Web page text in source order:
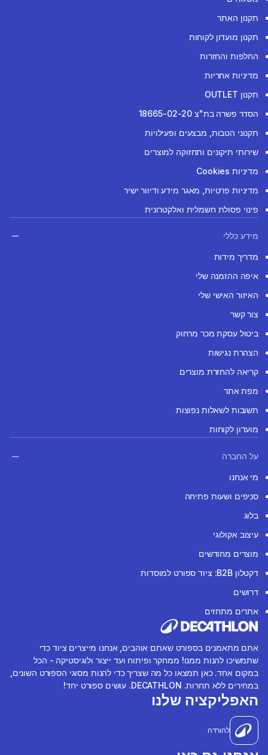
תקנון האתר
תקנון מועדון לקוחות
החלפות והחזרות
מדיניות אחריות
תקנון OUTLET
הסדר פשרה בת"צ 18665-02-20
תקנוני הטבות, מבצעים ופעילויות
שירותי תיקונים ותחזוקה למוצרים
מדיניות Cookies
מדיניות פרטיות, מאגר מידע ודיוור ישיר
פינוי פסולת חשמלית ואלקטרונית
מידע כללי
מדריך מידות
איפה ההזמנה שלי
האיזור האישי שלי
צור קשר
ביטול עסקת מכר מרחוק
הצהרת נגישות
קריאה להחזרת מוצרים
מפת אתר
תשובות לשאלות נפוצות
מועדון לקוחות
על החברה
מי אנחנו
סניפים ושעות פתיחה
בלוג
עיצוב אקולוגי
מוצרים מחודשים
דקטלון B2B: ציוד ספורט למוסדות
דרושים
אתרים מתחזים
אתם מתאמנים בספורט שאתם אוהבים, אנחנו מייצרים ציוד כדי
שתמשיכו להנות ממנו! ממחקר ופיתוח ועד ייצור ולוגיסטיקה - הכל
במקום אחד. כאן תמצאו כל מה שצריך כדי להנות מסוגי הספורט השונים,
במחירים ללא תחרות. DECATHLON. עושים ספורט יחד!
האפליקציה שלנו
להורדה